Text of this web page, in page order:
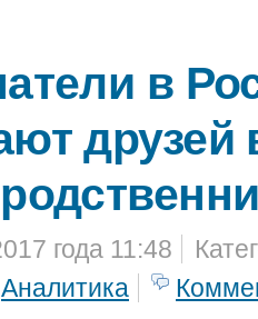
в
друзей
года 11:48
Аналитика